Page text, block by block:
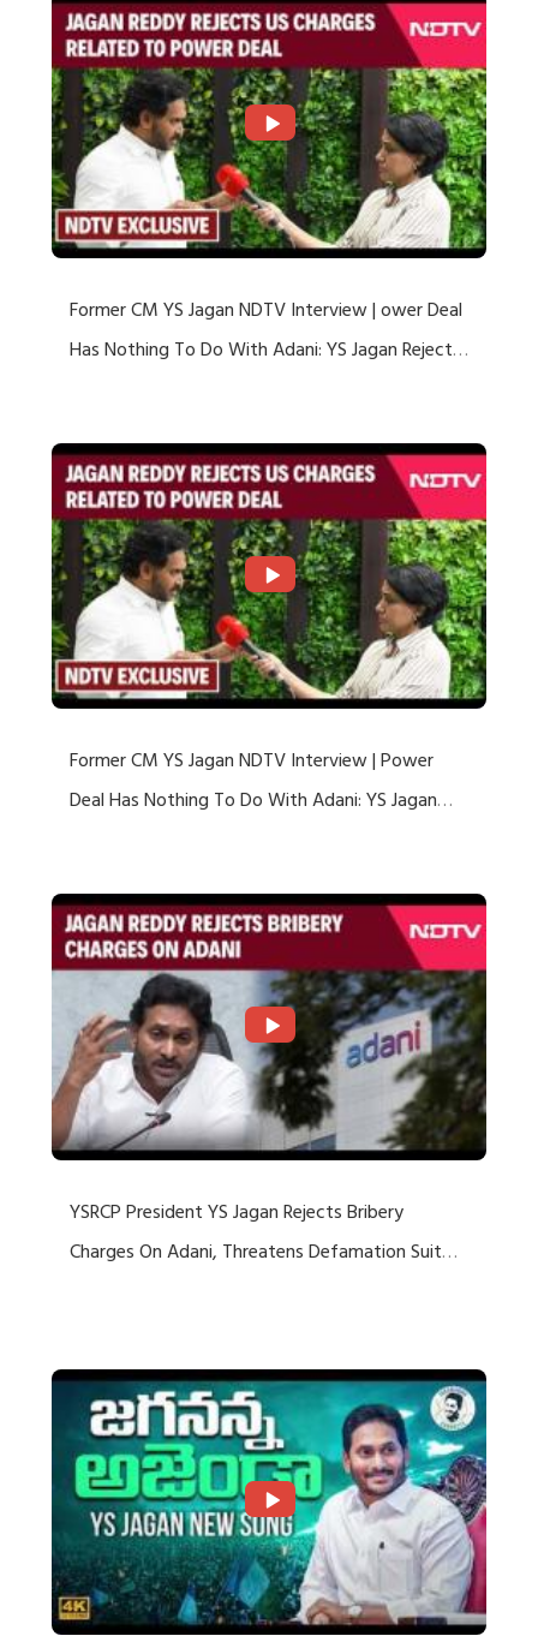
Former CM YS Jagan NDTV Interview | ower Deal
Has Nothing To Do With Adani: YS Jagan Rejects
Former CM YS Jagan NDTV Interview | Power
Deal Has Nothing To Do With Adani: YS Jagan
YSRCP President YS Jagan Rejects Bribery
Charges On Adani, Threatens Defamation Suit